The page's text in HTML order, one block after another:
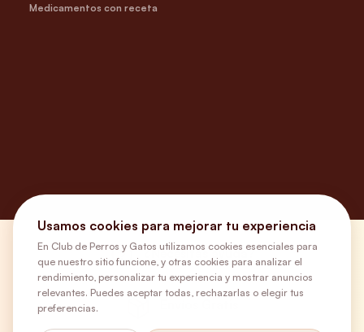
Medicamentos con receta
¿Necesitas ayuda?
Usamos cookies para mejorar tu experiencia
En Club de Perros y Gatos utilizamos cookies esenciales para
que nuestro sitio funcione, y otras cookies para analizar el
rendimiento, personalizar tu experiencia y mostrar anuncios
relevantes. Puedes aceptar todas, rechazarlas o elegir tus
preferencias.